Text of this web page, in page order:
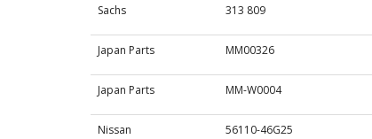
Sachs 313 809
Japan Parts MM00326
Japan Parts MM-W0004
Nissan 56110-46G25